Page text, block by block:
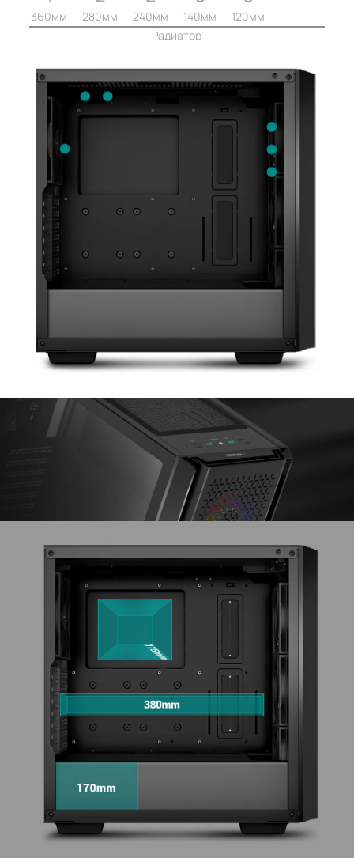
360мм 280мм 240мм 140мм
120мм
Радиатор